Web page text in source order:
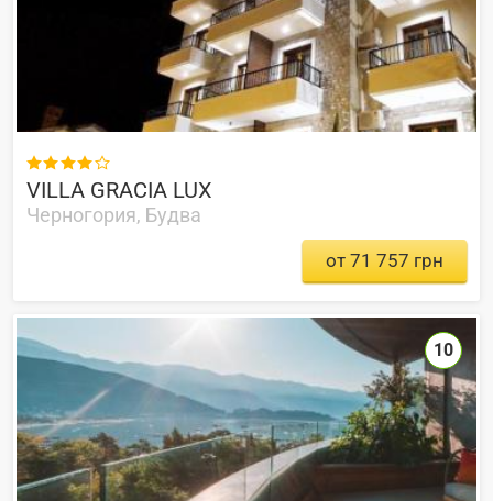

VILLA GRACIA LUX
Черногория, Будва
от 71 757 грн
10